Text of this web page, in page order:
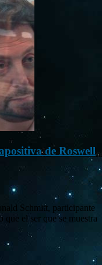
de Roswell
Schmitt, participante
que el ser que se muestra